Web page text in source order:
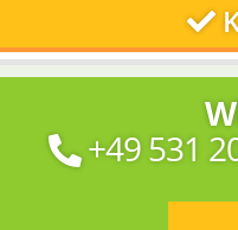
+49 531